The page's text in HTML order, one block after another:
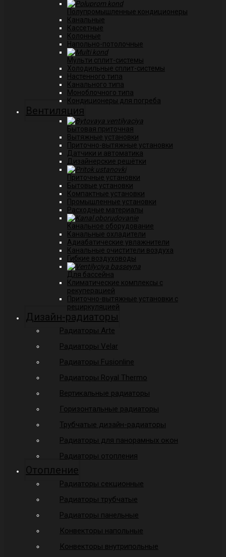
Полупромышленные кондиционеры
Канальные
Кассетные
Колонные
Напольно-потолочные
Мульти сплит-системы
Холодильные сплит-системы
Настенного типа
Канального типа
Моноблочного типа
Кондиционеры для погреба
Вентиляция
Бытовая приточная
Вытяжные установки
Приточно-вытяжные установки
Датчики и автоматика
Дизайнерские решётки
Приточные установки
Бытовые установки
Компактные установки
Промышленные установки
Расходные материалы
Канальное оборудование
Канальные охладители
Адиабатические увлажнители
Канальные очистители воздуха
Гибкие воздуховоды
Для бассейна
Климатические комплексы с
рекуперацией
Приточно-вытяжные установки с
рециркуляцией
Дизайн-радиаторы
Радиаторы Arte
Радиаторы Velar
Радиаторы Fusionline
Радиаторы Royal Thermo
Вертикальные радиаторы
Горизонтальные радиаторы
Трубчатые дизайн-радиаторы
Радиаторы для панорамных окон
Радиаторы отопления
Отопление
Радиаторы секционные
Радиаторы трубчатые
Радиаторы панельные
Конвекторы напольные
Конвекторы внутрипольные